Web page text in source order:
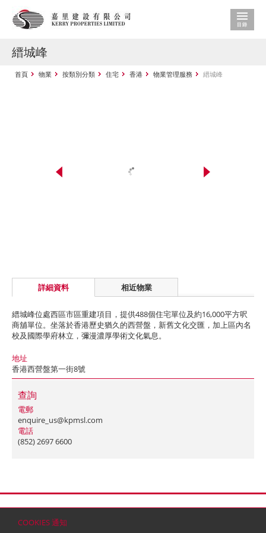
COOKIES 通知
縉城峰
首頁 物業 按類別分類 住宅 香港 物業管理服務 縉城峰
詳細資料 相近物業
縉城峰位處西區市區重建項目，提供488個住宅單位及約16,000平方呎
商舖單位。坐落於香港歷史猶久的西營盤，新舊文化交匯，加上區內名
校及國際學府林立，彌漫濃厚學術文化氣息。
地址
香港西營盤第一街8號
查詢
電郵
enquire_us@kpmsl.com
電話
(852) 2697 6600
© 2026 嘉里建設有限公司 (於百慕達註冊成立之有限公司)